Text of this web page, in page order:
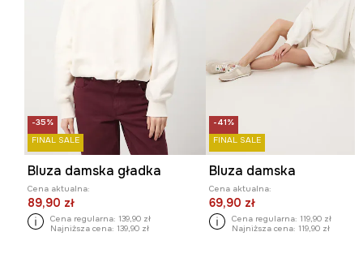
-35%
FINAL SALE
Bluza damska gładka
Cena aktualna:
89,90 zł
Cena regularna: 139,90 zł
Najniższa cena: 139,90 zł
-41%
FINAL SALE
Bluza damska
Cena aktualna:
69,90 zł
Cena regularna: 119,90 zł
Najniższa cena: 119,90 zł